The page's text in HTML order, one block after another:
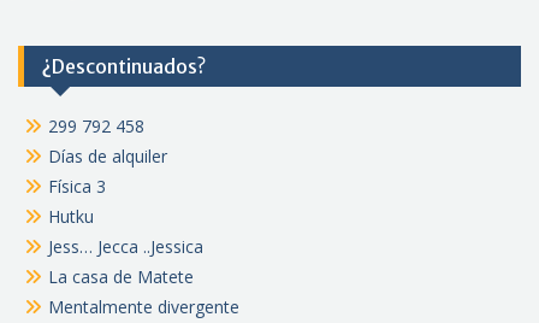
¿Descontinuados?
299 792 458
Días de alquiler
Física 3
Hutku
Jess… Jecca ..Jessica
La casa de Matete
Mentalmente divergente